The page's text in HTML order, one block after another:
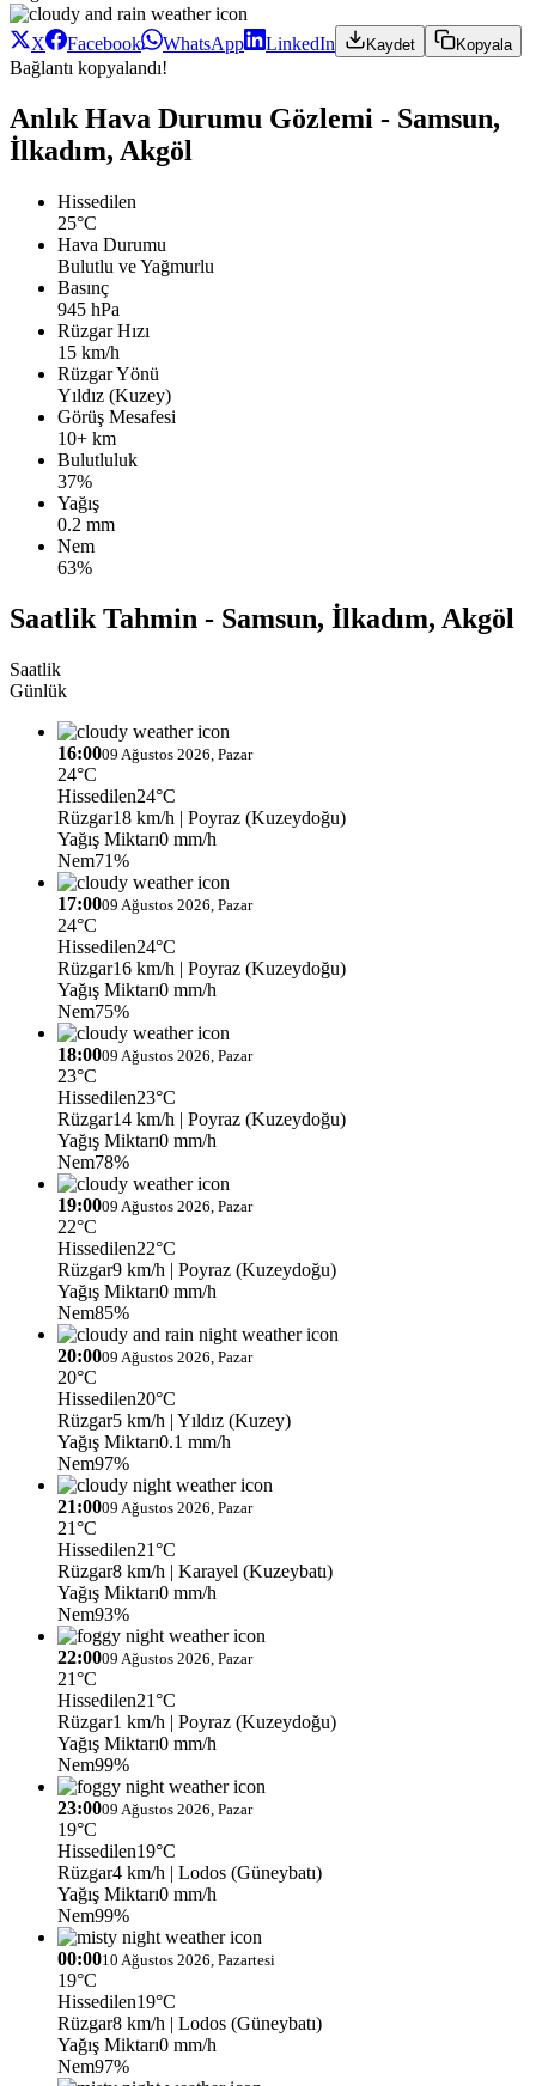
X Facebook WhatsApp LinkedIn Kaydet Kopyala
Bağlantı kopyalandı!
Anlık Hava Durumu Gözlemi - Samsun,
İlkadım, Akgöl
Hissedilen
25°C
Hava Durumu
Bulutlu ve Yağmurlu
Basınç
945 hPa
Rüzgar Hızı
15 km/h
Rüzgar Yönü
Yıldız (Kuzey)
Görüş Mesafesi
10+ km
Bulutluluk
37%
Yağış
0.2 mm
Nem
63%
Saatlik Tahmin - Samsun, İlkadım, Akgöl
Saatlik
Günlük
16:0009 Ağustos 2026, Pazar
24°C
Hissedilen24°C
Rüzgar18 km/h | Poyraz (Kuzeydoğu)
Yağış Miktarı0 mm/h
Nem71%
17:0009 Ağustos 2026, Pazar
24°C
Hissedilen24°C
Rüzgar16 km/h | Poyraz (Kuzeydoğu)
Yağış Miktarı0 mm/h
Nem75%
18:0009 Ağustos 2026, Pazar
23°C
Hissedilen23°C
Rüzgar14 km/h | Poyraz (Kuzeydoğu)
Yağış Miktarı0 mm/h
Nem78%
19:0009 Ağustos 2026, Pazar
22°C
Hissedilen22°C
Rüzgar9 km/h | Poyraz (Kuzeydoğu)
Yağış Miktarı0 mm/h
Nem85%
20:0009 Ağustos 2026, Pazar
20°C
Hissedilen20°C
Rüzgar5 km/h | Yıldız (Kuzey)
Yağış Miktarı0.1 mm/h
Nem97%
21:0009 Ağustos 2026, Pazar
21°C
Hissedilen21°C
Rüzgar8 km/h | Karayel (Kuzeybatı)
Yağış Miktarı0 mm/h
Nem93%
22:0009 Ağustos 2026, Pazar
21°C
Hissedilen21°C
Rüzgar1 km/h | Poyraz (Kuzeydoğu)
Yağış Miktarı0 mm/h
Nem99%
23:0009 Ağustos 2026, Pazar
19°C
Hissedilen19°C
Rüzgar4 km/h | Lodos (Güneybatı)
Yağış Miktarı0 mm/h
Nem99%
00:0010 Ağustos 2026, Pazartesi
19°C
Hissedilen19°C
Rüzgar8 km/h | Lodos (Güneybatı)
Yağış Miktarı0 mm/h
Nem97%